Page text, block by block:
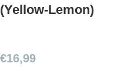
(Yellow-Lemon)
€16,99